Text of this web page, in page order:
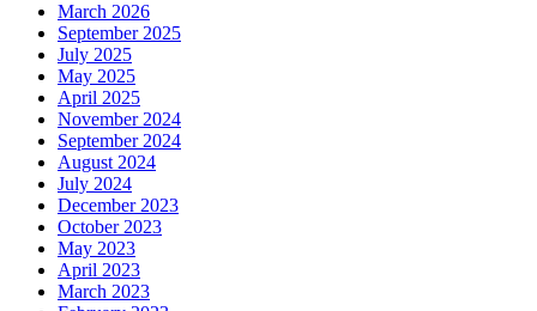
March 2026
September 2025
July 2025
May 2025
April 2025
November 2024
September 2024
August 2024
July 2024
December 2023
October 2023
May 2023
April 2023
March 2023